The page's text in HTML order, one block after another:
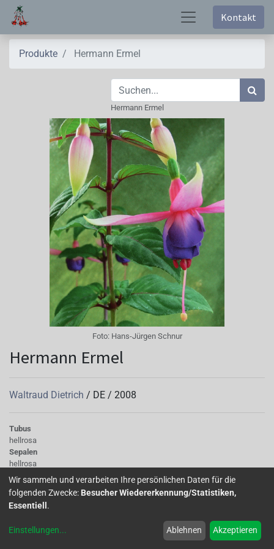
Kontakt
Produkte Hermann Ermel
Hermann Ermel
Foto: Hans-Jürgen Schnur
Hermann Ermel
Waltraud Dietrich / DE / 2008
Tubus
hellrosa
Sepalen
hellrosa
Korolle/Petalen
helle bis weiße Basis, violett
Staubgefäße
kräftiges Rosa
rot
Wir sammeln und verarbeiten Ihre persönlichen Daten für die
folgenden Zwecke: Besucher Wiedererkennung/Statistiken,
Essentiell .
Einstellungen... Ablehnen Akzeptieren